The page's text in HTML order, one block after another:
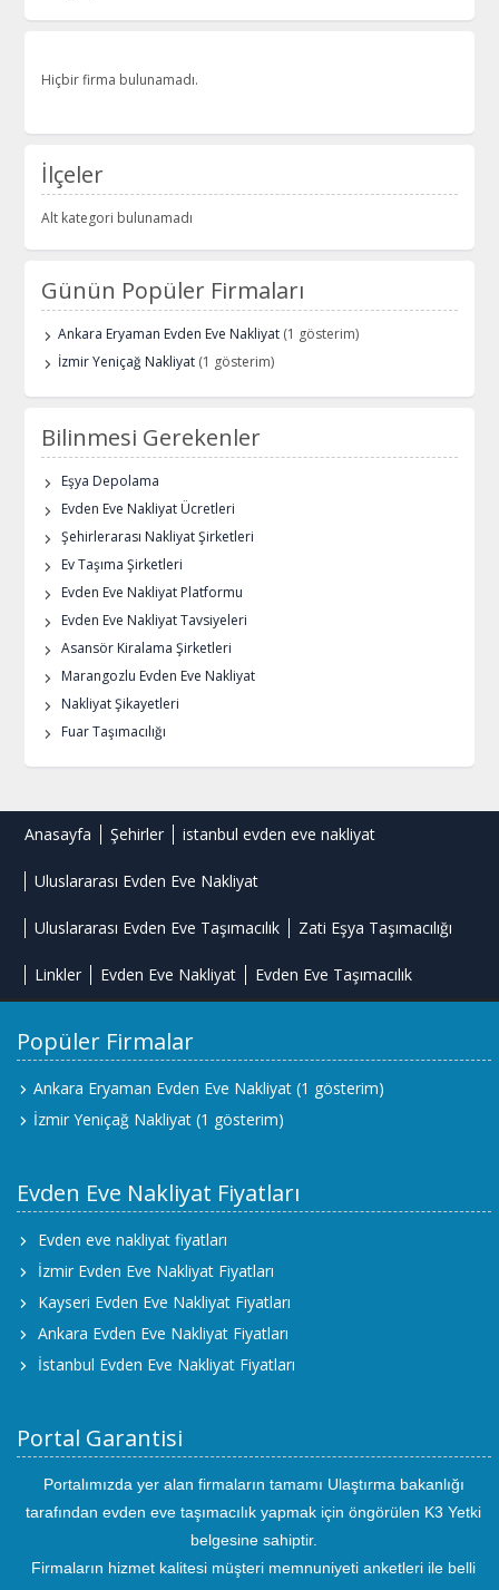
Hiçbir firma bulunamadı.
İlçeler
Alt kategori bulunamadı
Günün Popüler Firmaları
Ankara Eryaman Evden Eve Nakliyat (1 gösterim)
İzmir Yeniçağ Nakliyat (1 gösterim)
Bilinmesi Gerekenler
Eşya Depolama
Evden Eve Nakliyat Ücretleri
Şehirlerarası Nakliyat Şirketleri
Ev Taşıma Şirketleri
Evden Eve Nakliyat Platformu
Evden Eve Nakliyat Tavsiyeleri
Asansör Kiralama Şirketleri
Marangozlu Evden Eve Nakliyat
Nakliyat Şikayetleri
Fuar Taşımacılığı
Anasayfa Şehirler istanbul evden eve nakliyat
Uluslararası Evden Eve Nakliyat
Uluslararası Evden Eve Taşımacılık Zati Eşya Taşımacılığı
Linkler Evden Eve Nakliyat Evden Eve Taşımacılık
Popüler Firmalar
Ankara Eryaman Evden Eve Nakliyat (1 gösterim)
İzmir Yeniçağ Nakliyat (1 gösterim)
Evden Eve Nakliyat Fiyatları
Evden eve nakliyat fiyatları
İzmir Evden Eve Nakliyat Fiyatları
Kayseri Evden Eve Nakliyat Fiyatları
Ankara Evden Eve Nakliyat Fiyatları
İstanbul Evden Eve Nakliyat Fiyatları
Portal Garantisi
Portalımızda yer alan firmaların tamamı Ulaştırma bakanlığı
tarafından evden eve taşımacılık yapmak için öngörülen K3 Yetki
belgesine sahiptir.
Firmaların hizmet kalitesi müşteri memnuniyeti anketleri ile belli